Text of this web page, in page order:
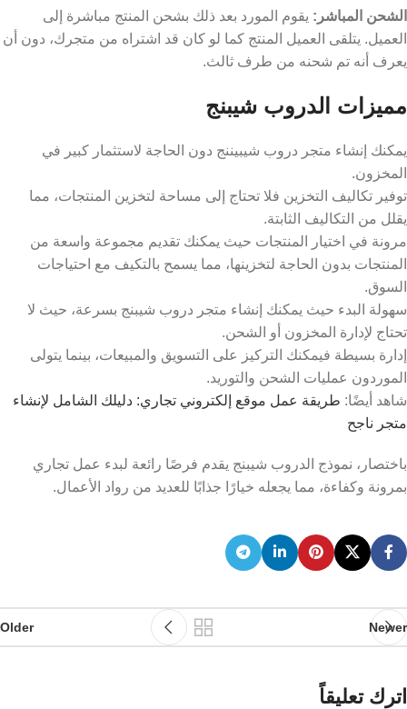
الشحن المباشر: يقوم المورد بعد ذلك بشحن المنتج مباشرة إلى
العميل. يتلقى العميل المنتج كما لو كان قد اشتراه من متجرك، دون أن
يعرف أنه تم شحنه من طرف ثالث.
مميزات الدروب شيبنج
يمكنك إنشاء متجر دروب شيبيننج دون الحاجة لاستثمار كبير في
المخزون.
توفير تكاليف التخزين فلا تحتاج إلى مساحة لتخزين المنتجات، مما
يقلل من التكاليف الثابتة.
مرونة في اختيار المنتجات حيث يمكنك تقديم مجموعة واسعة من
المنتجات بدون الحاجة لتخزينها، مما يسمح بالتكيف مع احتياجات
السوق.
سهولة البدء حيث يمكنك إنشاء متجر دروب شيبنج بسرعة، حيث لا
تحتاج لإدارة المخزون أو الشحن.
إدارة بسيطة فيمكنك التركيز على التسويق والمبيعات، بينما يتولى
الموردون عمليات الشحن والتوريد.
شاهد أيضًا: طريقة عمل موقع إلكتروني تجاري: دليلك الشامل لإنشاء
متجر ناجح
باختصار، نموذج الدروب شيبنج يقدم فرصًا رائعة لبدء عمل تجاري
بمرونة وكفاءة، مما يجعله خيارًا جذابًا للعديد من رواد الأعمال.
Newer
Older
اترك تعليقاً